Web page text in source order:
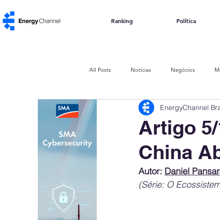
Ranking Política
All Posts Notícias Negócios
Política e Regulação Impacto Social
Energia de Resíduos Biomassa
Abertura de Mercado
Artigo
China
EnergyChannel
Autor: Daniel
(Série: O